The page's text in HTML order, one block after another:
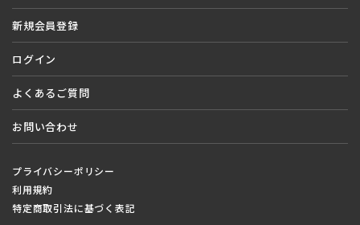
新規会員登録
ログイン
よくあるご質問
お問い合わせ
プライバシーポリシー
利用規約
特定商取引法に基づく表記